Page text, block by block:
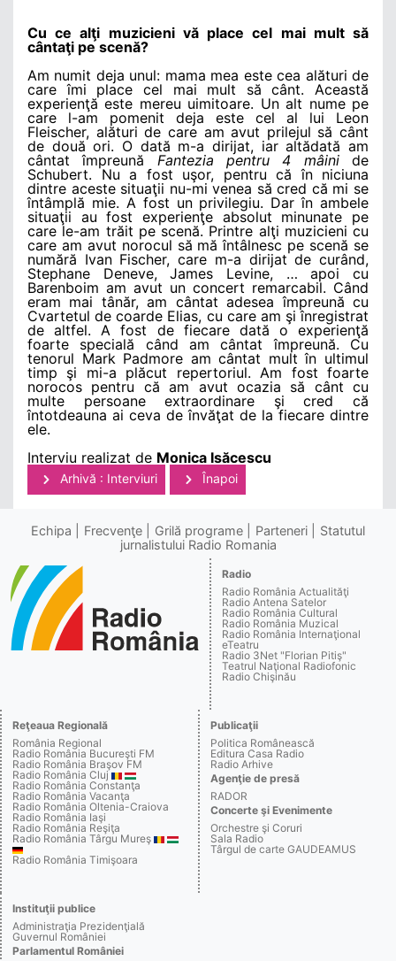
Cu ce alţi muzicieni vă place cel mai mult să
cântaţi pe scenă?
Am numit deja unul: mama mea este cea alături de
care îmi place cel mai mult să cânt. Această
experienţă este mereu uimitoare. Un alt nume pe
care l-am pomenit deja este cel al lui Leon
Fleischer, alături de care am avut prilejul să cânt
de două ori. O dată m-a dirijat, iar altădată am
cântat împreună Fantezia pentru 4 mâinide
Schubert. Nu a fost uşor, pentru că în niciuna
dintre aceste situaţii nu-mi venea să cred că mi se
întâmplă mie. A fost un privilegiu. Dar în ambele
situaţii au fost experienţe absolut minunate pe
care le-am trăit pe scenă. Printre alţi muzicieni cu
care am avut norocul să mă întâlnesc pe scenă se
numără Ivan Fischer, care m-a dirijat de curând,
Stephane Deneve, James Levine, … apoi cu
Barenboim am avut un concert remarcabil. Când
eram mai tânăr, am cântat adesea împreună cu
Cvartetul de coarde Elias, cu care am şi înregistrat
de altfel. A fost de fiecare dată o experienţă
foarte specială când am cântat împreună. Cu
tenorul Mark Padmore am cântat mult în ultimul
timp şi mi-a plăcut repertoriul. Am fost foarte
norocos pentru că am avut ocazia să cânt cu
multe persoane extraordinare şi cred că
întotdeauna ai ceva de învăţat de la fiecare dintre
ele.
Interviu realizat de Monica Isăcescu
Arhivă : Interviuri Înapoi
Echipa Frecvenţe Grilă programe Parteneri
Statutul
jurnalistului Radio Romania
Radio
Radio România Actualităţi
Radio Antena Satelor
Radio România Cultural
Radio România Muzical
Radio România Internaţional
eTeatru
Radio 3Net "Florian Pitiş"
Teatrul Naţional Radiofonic
Radio Chişinău
Reţeaua Regională
România Regional
Radio România Bucureşti FM
Radio România Braşov FM
Radio România Cluj
Radio România Constanţa
Radio România Vacanţa
Radio România Oltenia-Craiova
Radio România Iaşi
Radio România Reşiţa
Radio România Târgu Mureş
Radio România Timişoara
Publicaţii
Politica Românească
Editura Casa Radio
Radio Arhive
Agenţie de presă
RADOR
Concerte şi Evenimente
Orchestre şi Coruri
Sala Radio
Târgul de carte GAUDEAMUS
Instituţii publice
Administraţia Prezidenţială
Guvernul României
Parlamentul României